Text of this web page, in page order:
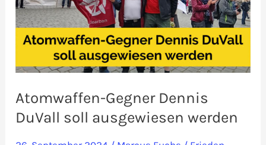
Atomwaffen-Gegner Dennis
DuVall soll ausgewiesen werden